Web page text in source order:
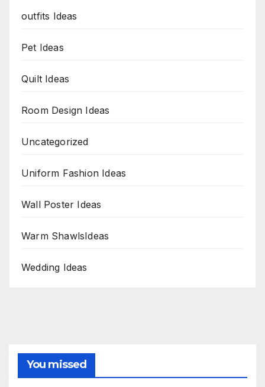
outfits Ideas
Pet Ideas
Quilt Ideas
Room Design Ideas
Uncategorized
Uniform Fashion Ideas
Wall Poster Ideas
Warm ShawlsIdeas
Wedding Ideas
You missed